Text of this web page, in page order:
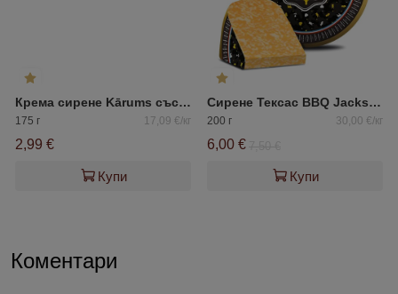
Крема сирене Kārums със зелени подправки
175 г 17,09 €/кг
2,99 €
Купи
Сирене Тексас BBQ Jacks Cheese
200 г 30,00 €/кг
6,00 €
Купи
Коментари